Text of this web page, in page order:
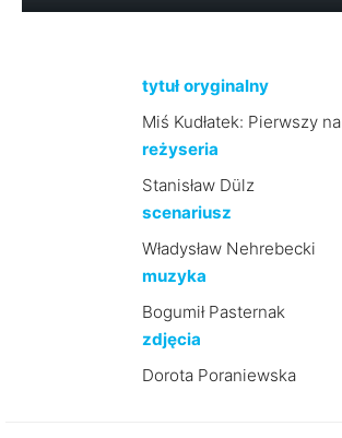
tytuł oryginalny
Miś Kudłatek: Pierwszy
reżyseria
Stanisław Dülz
scenariusz
Władysław Nehrebecki
muzyka
Bogumił Pasternak
zdjęcia
Dorota Poraniewska